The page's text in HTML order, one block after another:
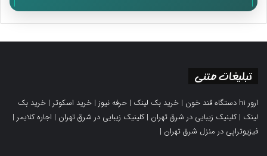
تبلیغات متنی
ارور h1 دستگاه قند خون | خرید بک لینک | حرفه نیوز | خرید اسکوتر | خرید بک
لینک |کلینیک زیبایی در شرق تهران |کلینیک زیبایی در شرق تهران | اجاره کلایمر |
فیزیوتراپی در منزل شرق تهران |